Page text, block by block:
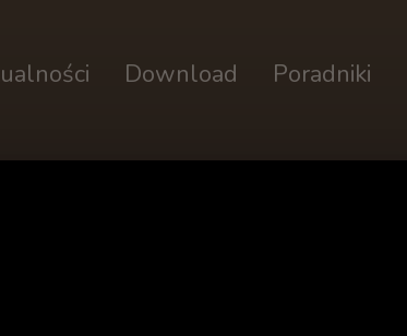
Download Poradniki